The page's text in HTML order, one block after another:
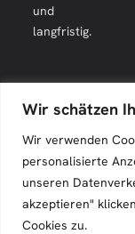
Wir schätzen
Wir verwenden
personalisierte
unseren
akzeptieren"
Cookies zu.
und
langfristig.